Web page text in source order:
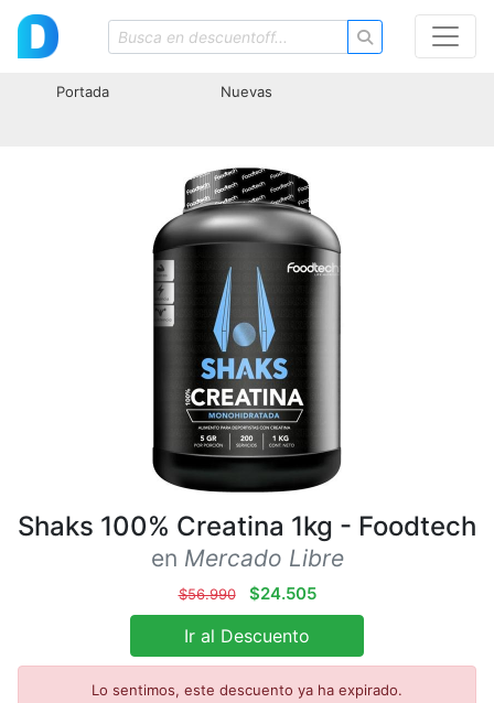
Portada Nuevas
Shaks 100% Creatina 1kg - Foodtech
en Mercado Libre
$56.990 $24.505
Ir al Descuento
Lo sentimos, este descuento ya ha expirado.